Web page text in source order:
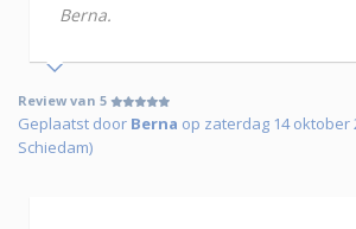
Berna.
Review van 5
Geplaatst door Berna op zaterdag 14 oktober
Schiedam)